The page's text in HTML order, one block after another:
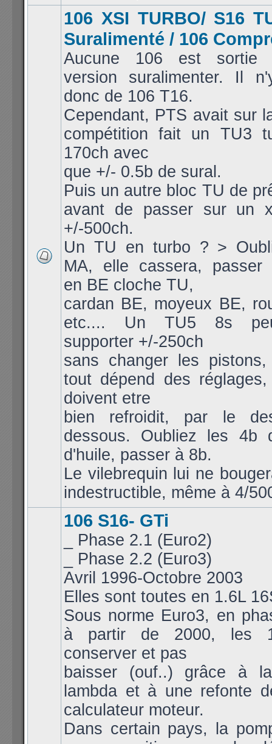
106 XSI TURBO/ S16
Suralimenté / 106
Aucune 106 est sortie
version suralimenter. Il
donc de 106 T16.
Cependant, PTS avait sur
compétition fait un TU3
170ch avec
que +/- 0.5b de sural.
Puis un autre bloc TU de
avant de passer sur un
+/-500ch.
Un TU en turbo ? >
MA, elle cassera, passer
en BE cloche TU,
cardan BE, moyeux BE,
etc.... Un TU5 8s
supporter +/-250ch
sans changer les
tout dépend des
doivent etre
bien refroidit, par le
dessous. Oubliez les 4b
d'huile, passer à 8b.
Le vilebrequin lui ne
indestructible, même à 4/
106 S16- GTi
_ Phase 2.1 (Euro2)
_ Phase 2.2 (Euro3)
Avril 1996-Octobre 2003
Elles sont toutes en 1.6L
Sous norme Euro3, en
à partir de 2000, les
conserver et pas
baisser (ouf..) grâce à
lambda et à une refonte
calculateur moteur.
Dans certain pays, la